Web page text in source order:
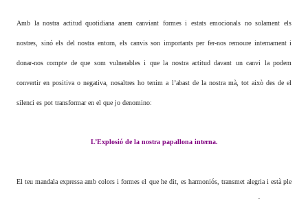
Amb la nostra actitud quotidiana anem canviant formes i estats emocionals no solament els
nostres, sinó els del nostra entorn, els canvis son importants per fer-nos remoure internament i
donar-nos compte de que som vulnerables i que la nostra actitud davant un canvi la podem
convertir en positiva o negativa, nosaltres ho tenim a l’abast de la nostra mà, tot això des de el
silenci es pot transformar en el que jo denomino:
L’Explosió de la nostra papallona interna.
El teu mandala expressa amb colors i formes el que he dit, es harmoniós, transmet alegria i està ple